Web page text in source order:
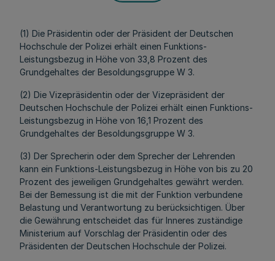
(1) Die Präsidentin oder der Präsident der Deutschen
Hochschule der Polizei erhält einen Funktions-
Leistungsbezug in Höhe von 33,8 Prozent des
Grundgehaltes der Besoldungsgruppe W 3.
(2) Die Vizepräsidentin oder der Vizepräsident der
Deutschen Hochschule der Polizei erhält einen Funktions-
Leistungsbezug in Höhe von 16,1 Prozent des
Grundgehaltes der Besoldungsgruppe W 3.
(3) Der Sprecherin oder dem Sprecher der Lehrenden
kann ein Funktions-Leistungsbezug in Höhe von bis zu 20
Prozent des jeweiligen Grundgehaltes gewährt werden.
Bei der Bemessung ist die mit der Funktion verbundene
Belastung und Verantwortung zu berücksichtigen. Über
die Gewährung entscheidet das für Inneres zuständige
Ministerium auf Vorschlag der Präsidentin oder des
Präsidenten der Deutschen Hochschule der Polizei.